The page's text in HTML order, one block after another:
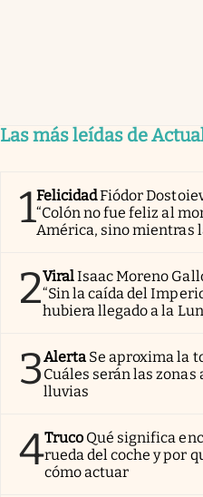
Las más leídas de
1FelicidadFiódor
“Colón no fue feliz al
América, sino mientras
2ViralIsaac Moreno
“Sin la caída del
hubiera llegado a la
3Alerta Se aproxima la
Cuáles serán las
lluvias
4Truco Qué significa
rueda del coche y por
cómo actuar